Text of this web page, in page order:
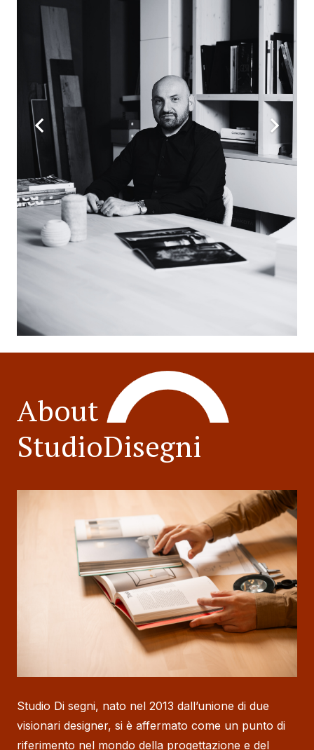
About
StudioDisegni
Studio Di segni, nato nel 2013 dall’unione di due
visionari designer, si è affermato come un punto di
riferimento nel mondo della progettazione e del